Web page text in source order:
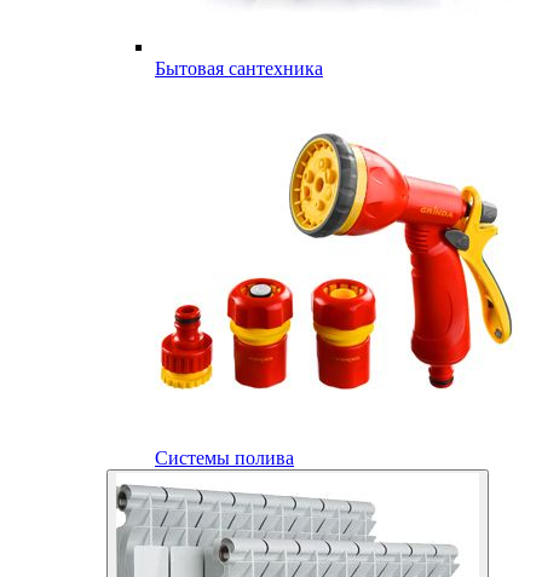
Бытовая сантехника
Системы полива